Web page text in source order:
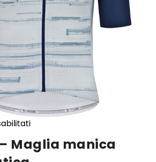
Maglia manica